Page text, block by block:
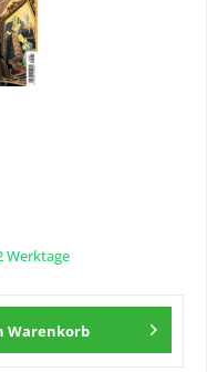
Werktage
Warenkorb